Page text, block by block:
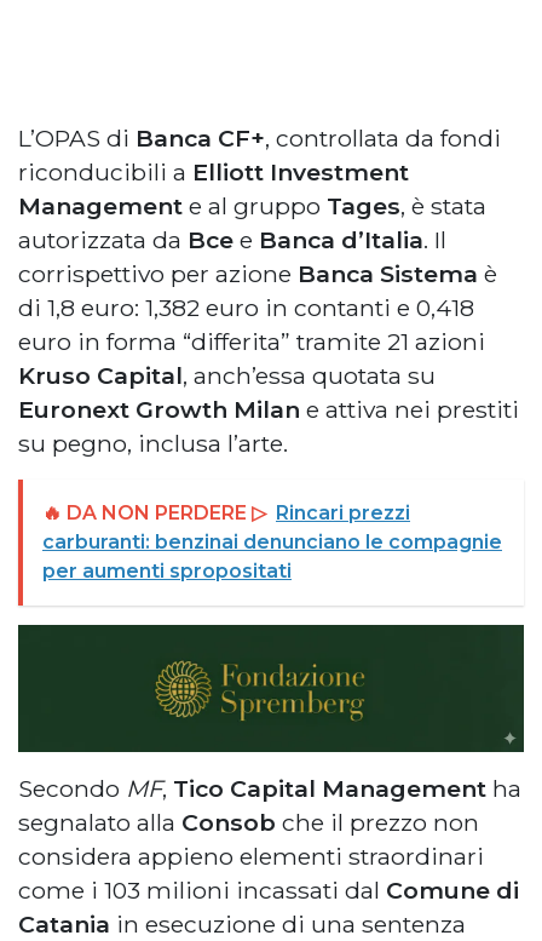
L’OPAS di Banca CF+, controllata da fondi
riconducibili a Elliott Investment
Management e al gruppo Tages, è stata
autorizzata da Bce e Banca d’Italia. Il
corrispettivo per azione Banca Sistema è
di 1,8 euro: 1,382 euro in contanti e 0,418
euro in forma “differita” tramite 21 azioni
Kruso Capital, anch’essa quotata su
Euronext Growth Milan e attiva nei prestiti
su pegno, inclusa l’arte.
🔥 DA NON PERDERE ▷ Rincari prezzi
carburanti: benzinai denunciano le compagnie
per aumenti spropositati
Secondo MF, Tico Capital Management ha
segnalato alla Consob che il prezzo non
considera appieno elementi straordinari
come i 103 milioni incassati dal Comune di
Catania in esecuzione di una sentenza